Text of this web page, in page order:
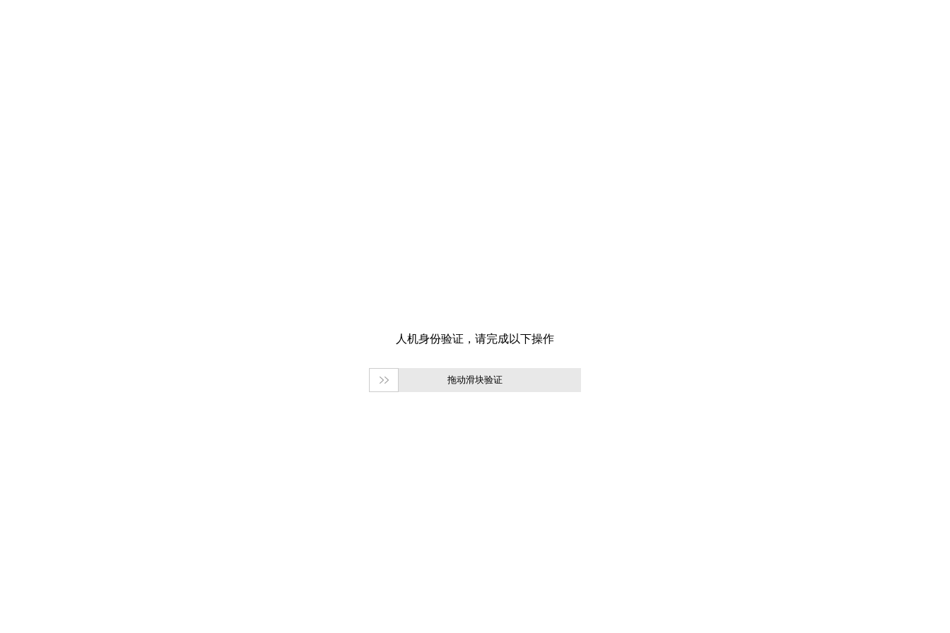
拖动滑块验证